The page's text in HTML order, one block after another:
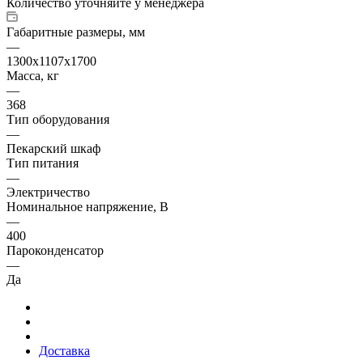
Габаритные размеры, мм
—
1300х1107х1700
Масса, кг
—
368
Тип оборудования
—
Пекарский шкаф
Тип питания
—
Электричество
Номинальное напряжение, В
—
400
Пароконденсатор
—
Да
Доставка